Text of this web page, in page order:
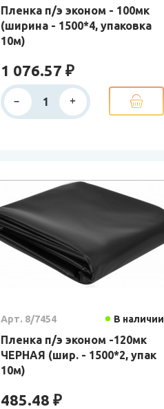
Пленка п/э эконом - 100мк
(ширина - 1500*4, упаковка
10м)
1 076.57 ₽
Арт. 8/7454 В наличии
Пленка п/э эконом -120мк
ЧЕРНАЯ (шир. - 1500*2, упак
10м)
485.48 ₽